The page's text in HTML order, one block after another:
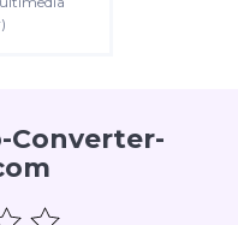
Converter-